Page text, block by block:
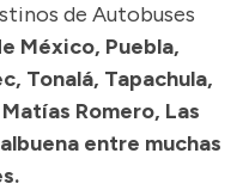
de Autobuses
México, Puebla,
Tonalá, Tapachula,
Romero, Las
entre muchas